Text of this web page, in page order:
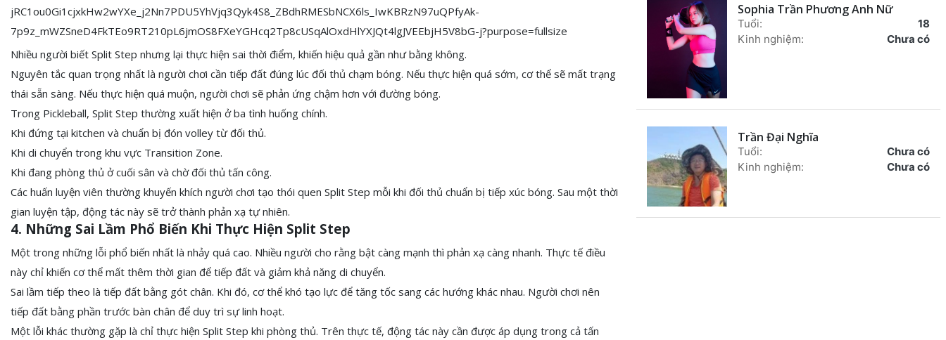
Nhiều người biết Split Step nhưng lại thực hiện sai thời điểm, khiến hiệu quả gần như bằng không.
Nguyên tắc quan trọng nhất là người chơi cần tiếp đất đúng lúc đối thủ chạm bóng. Nếu thực hiện quá sớm, cơ thể sẽ mất trạng
thái sẵn sàng. Nếu thực hiện quá muộn, người chơi sẽ phản ứng chậm hơn với đường bóng.
Trong Pickleball, Split Step thường xuất hiện ở ba tình huống chính.
Khi đứng tại kitchen và chuẩn bị đón volley từ đối thủ.
Khi di chuyển trong khu vực Transition Zone.
Khi đang phòng thủ ở cuối sân và chờ đối thủ tấn công.
Các huấn luyện viên thường khuyến khích người chơi tạo thói quen Split Step mỗi khi đối thủ chuẩn bị tiếp xúc bóng. Sau một thời
gian luyện tập, động tác này sẽ trở thành phản xạ tự nhiên.
4. Những Sai Lầm Phổ Biến Khi Thực Hiện Split Step
Một trong những lỗi phổ biến nhất là nhảy quá cao. Nhiều người cho rằng bật càng mạnh thì phản xạ càng nhanh. Thực tế điều
này chỉ khiến cơ thể mất thêm thời gian để tiếp đất và giảm khả năng di chuyển.
Sai lầm tiếp theo là tiếp đất bằng gót chân. Khi đó, cơ thể khó tạo lực để tăng tốc sang các hướng khác nhau. Người chơi nên
tiếp đất bằng phần trước bàn chân để duy trì sự linh hoạt.
Một lỗi khác thường gặp là chỉ thực hiện Split Step khi phòng thủ. Trên thực tế, động tác này cần được áp dụng trong cả tấn
Sophia Trần Phương Anh Nữ
Tuổi:
18
Kinh nghiệm:
Chưa có
Trần Đại Nghĩa
Tuổi:
Chưa có
Kinh nghiệm:
Chưa có